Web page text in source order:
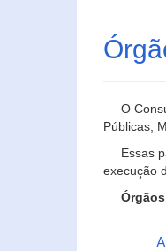
O
Públicas,
Essas
execução